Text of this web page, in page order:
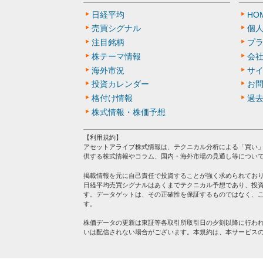
日経平均
売買シグナル
注目銘柄
株テーマ情報
海外市況
投資カレンダー
格付け情報
株式情報・株価予想
個
プ
会
サ
お
過
【利用規約】
アセットアライブ株式情報は、テクニカル分析による「買
供する株式情報やコラム、国内・海外市場の見通し等につい
掲載情報を元に自己責任で投資することが強く求められてお
日経平均売買シグナルはあくまでテクニカル予想であり、投
す。データゲットは、その正確性を保証するものではなく、
す。
株価データの更新は東証等各取引所取引日の夕刻以降に行わ
いは配信されない場合がございます。本規約は、本サービス